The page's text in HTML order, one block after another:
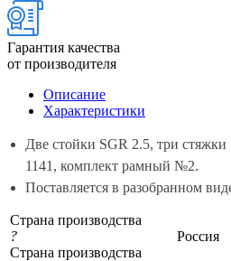
Гарантия качества
от производителя
Описание
Характеристики
Две стойки SGR 2.5, три
1141, комплект рамный №2.
Поставляется в разобранном
Страна производства
?
Страна производства
Россия